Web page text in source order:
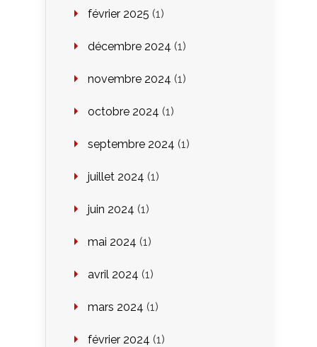
février 2025 (1)
décembre 2024 (1)
novembre 2024 (1)
octobre 2024 (1)
septembre 2024 (1)
juillet 2024 (1)
juin 2024 (1)
mai 2024 (1)
avril 2024 (1)
mars 2024 (1)
février 2024 (1)